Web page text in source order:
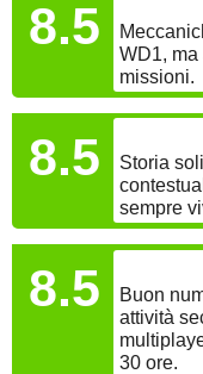
8.5
WD1,
missioni.
8.5
Storia
sempre
8.5
Buon
attività
30 ore.